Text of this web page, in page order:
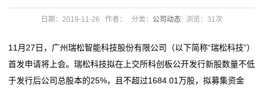
材料革命改写产业格局：国产汽车用上"钢铁铠甲"领跑
铜基新材料省重点实验室通过验收
科马材料IPO：兼职研发人员再被关注，一研发人员曾
任职供应商
材料科技赋能智造升级：博威合金模具展解决方案引关
电子产业链升级，同宇新材以技术深耕强化材料支撑
材料革命改写产业格局：国产汽车用上"钢铁铠甲"领跑
安全赛道
日期：2019-11-26 作者： 分类： 公司动态 浏览： 31次
11月27日，广州瑞松智能科技股份有限公司（以下简称“瑞松科技”）
首发申请将上会。瑞松科技拟在上交所科创板公开发行新股数量不低
于发行后公司总股本的25%，且不超过1684.01万股，拟募集资金